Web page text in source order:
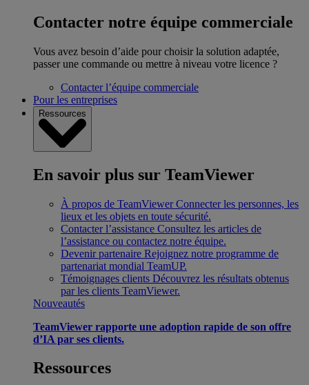
Contacter notre équipe commerciale
Vous avez besoin d’aide pour choisir la solution adaptée,
passer une commande ou mettre à niveau votre licence ?
Contacter l’équipe commerciale
Pour les entreprises
Ressources
En savoir plus sur TeamViewer
À propos de TeamViewer Connecter les personnes, les
lieux et les objets en toute sécurité.
Contacter l’assistance Consultez les articles de
l’assistance ou contactez notre équipe.
Devenir partenaire Rejoignez notre programme de
partenariat mondial TeamUP.
Témoignages clients Découvrez les résultats obtenus
par les clients TeamViewer.
Nouveautés
TeamViewer rapporte une adoption rapide de son offre
d’IA par ses clients.
Ressources